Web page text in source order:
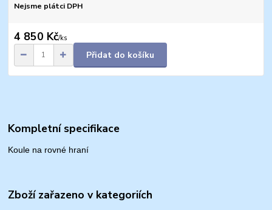
Nejsme plátci DPH
4 850 Kč/ks
Přidat do košíku
Kompletní specifikace
Koule na rovné hraní
Zboží zařazeno v kategoriích